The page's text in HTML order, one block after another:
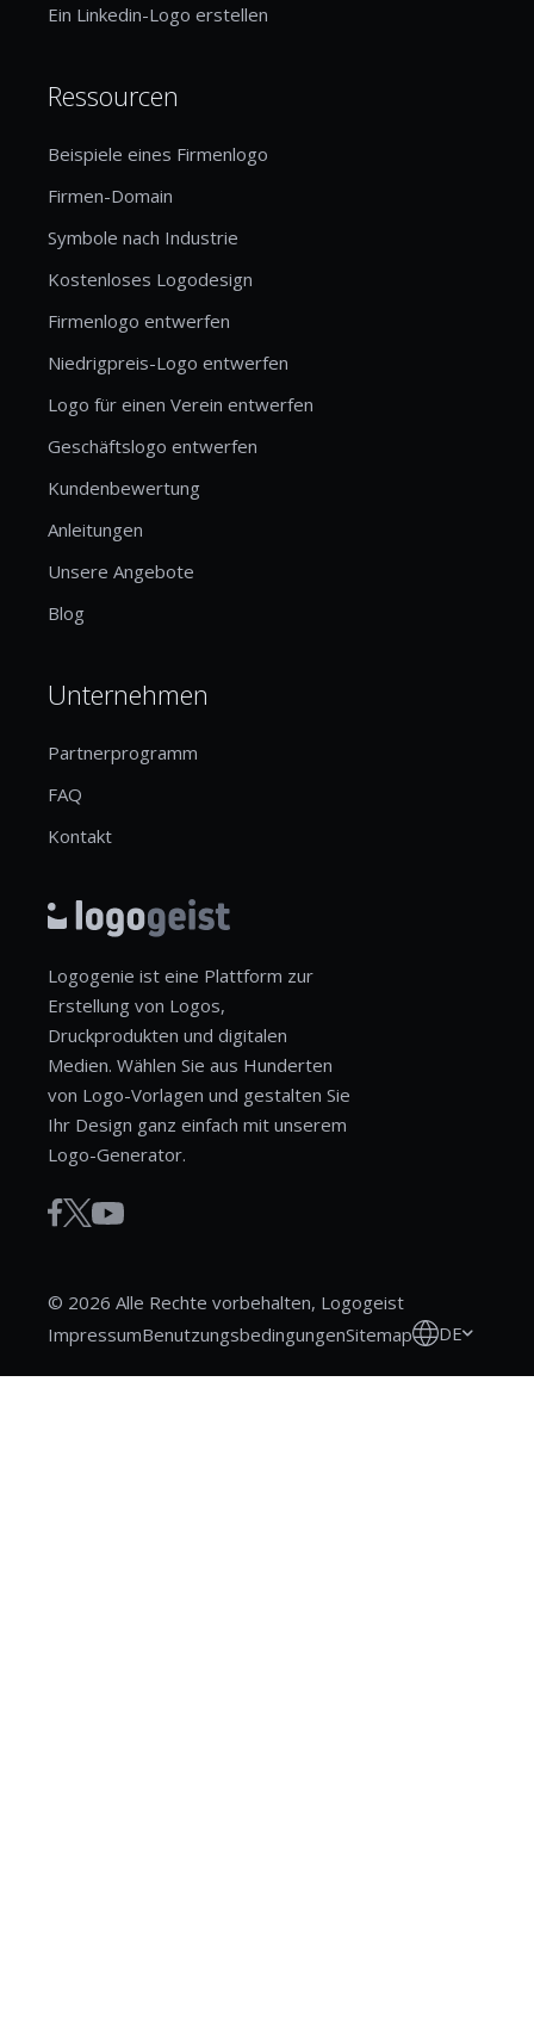
Ein Linkedin-Logo erstellen
Ressourcen
Beispiele eines Firmenlogo
Firmen-Domain
Symbole nach Industrie
Kostenloses Logodesign
Firmenlogo entwerfen
Niedrigpreis-Logo entwerfen
Logo für einen Verein entwerfen
Geschäftslogo entwerfen
Kundenbewertung
Anleitungen
Unsere Angebote
Blog
Unternehmen
Partnerprogramm
FAQ
Kontakt
Logogenie ist eine Plattform zur
Erstellung von Logos,
Druckprodukten und digitalen
Medien. Wählen Sie aus Hunderten
von Logo-Vorlagen und gestalten Sie
Ihr Design ganz einfach mit unserem
Logo-Generator.
© 2026 Alle Rechte vorbehalten, Logogeist
ImpressumBenutzungsbedingungenSitemap DE